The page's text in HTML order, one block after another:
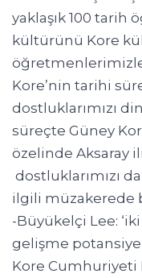
yaklaşık 100 tarih
kültürünü Kore
Kore’nin tarihi
dostluklarımızı
süreçte Güney
özelinde Aksaray
dostluklarımızı
ilgili müzakerede
-Büyükelçi Lee:
gelişme
Kore Cumhuriyeti